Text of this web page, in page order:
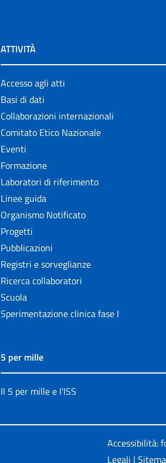
ATTIVITÀ
Accesso agli atti
Basi di dati
Collaborazioni internazionali
Comitato Etico Nazionale
Eventi
Formazione
Laboratori di riferimento
Linee guida
Organismo Notificato
Progetti
Pubblicazioni
Registri e sorveglianze
Ricerca collaboratori
Scuola
Sperimentazione clinica fase I
5 per mille
Il 5 per mille e l'ISS
Accessibilità:
Legali |